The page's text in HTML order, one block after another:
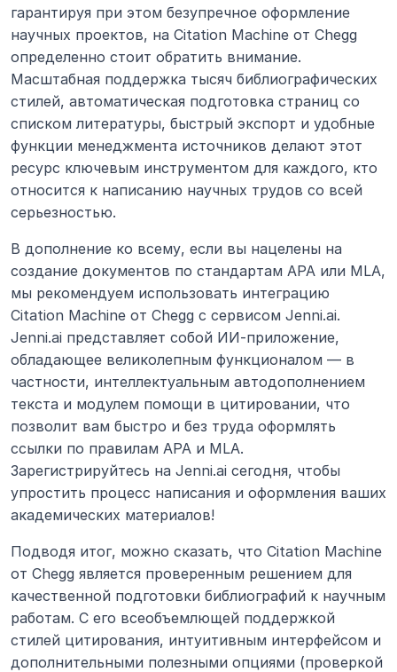
гарантируя при этом безупречное оформление
научных проектов, на Citation Machine от Chegg
определенно стоит обратить внимание.
Масштабная поддержка тысяч библиографических
стилей, автоматическая подготовка страниц со
списком литературы, быстрый экспорт и удобные
функции менеджмента источников делают этот
ресурс ключевым инструментом для каждого, кто
относится к написанию научных трудов со всей
серьезностью.
В дополнение ко всему, если вы нацелены на
создание документов по стандартам APA или MLA,
мы рекомендуем использовать интеграцию
Citation Machine от Chegg с сервисом Jenni.ai.
Jenni.ai представляет собой ИИ-приложение,
обладающее великолепным функционалом — в
частности, интеллектуальным автодополнением
текста и модулем помощи в цитировании, что
позволит вам быстро и без труда оформлять
ссылки по правилам APA и MLA.
Зарегистрируйтесь на Jenni.ai сегодня, чтобы
упростить процесс написания и оформления ваших
академических материалов!
Подводя итог, можно сказать, что Citation Machine
от Chegg является проверенным решением для
качественной подготовки библиографий к научным
работам. С его всеобъемлющей поддержкой
стилей цитирования, интуитивным интерфейсом и
дополнительными полезными опциями (проверкой